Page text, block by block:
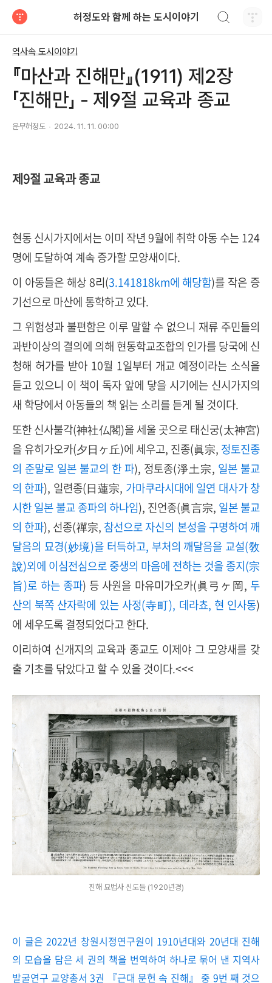
허정도와 함께 하는 도시이야기
역사속 도시이야기
『마산과 진해만』(1911) 제2장
「진해만」 - 제9절 교육과 종교
운무허정도 2024. 11. 11. 00:00
제9절 교육과 종교
현동 신시가지에서는 이미 작년 9월에 취학 아동 수는 124
명에 도달하여 계속 증가할 모양새이다.
이 아동들은 해상 8리(3.141818km에 해당함)를 작은 증
기선으로 마산에 통학하고 있다.
그 위험성과 불편함은 이루 말할 수 없으니 재류 주민들의
과반이상의 결의에 의해 현동학교조합의 인가를 당국에 신
청해 허가를 받아 10월 1일부터 개교 예정이라는 소식을
듣고 있으니 이 책이 독자 앞에 닿을 시기에는 신시가지의
새 학당에서 아동들의 책 읽는 소리를 듣게 될 것이다.
또한 신사불각(神社仏閣)을 세울 곳으로 태신궁(太神宮)
을 유히가오카(夕日ヶ丘)에 세우고, 진종(眞宗, 정토진종
의 준말로 일본 불교의 한 파), 정토종(淨土宗, 일본 불교
의 한파), 일련종(日蓮宗, 가마쿠라시대에 일연 대사가 창
시한 일본 불교 종파의 하나임), 진언종(眞言宗, 일본 불교
의 한파), 선종(禪宗, 참선으로 자신의 본성을 구명하여 깨
달음의 묘경(妙境)을 터득하고, 부처의 깨달음을 교설(敎
說)외에 이심전심으로 중생의 마음에 전하는 것을 종지(宗
旨)로 하는 종파) 등 사원을 마유미가오카(眞弓ヶ岡, 두
산의 북쪽 산자락에 있는 사정(寺町), 데라쵸, 현 인사동)
에 세우도록 결정되었다고 한다.
이리하여 신개지의 교육과 종교도 이제야 그 모양새를 갖
출 기초를 닦았다고 할 수 있을 것이다.<<<
진해 묘법사 신도들 (1920년경)
이 글은 2022년 창원시정연구원이 1910년대와 20년대 진해
의 모습을 담은 세 권의 책을 번역하여 하나로 묶어 낸 지역사
발굴연구 교양총서 3권 『근대 문헌 속 진해』 중 9번 째 것으